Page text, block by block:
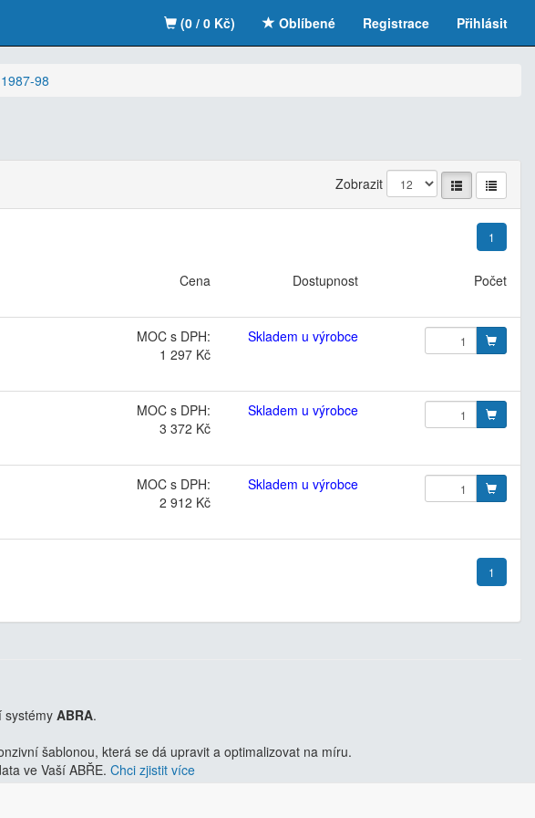
Registrace Přihlásit
(0 / 0 Kč) Oblíbené
1987-98
Zobrazit
1
Cena Dostupnost
Počet
MOC s DPH:
1 297 Kč
Skladem u výrobce
MOC s DPH:
3 372 Kč
Skladem u výrobce
MOC s DPH:
2 912 Kč
Skladem u výrobce
1
systémy ABRA.
šablonou, která se dá upravit a optimalizovat na míru.
ve Vaší ABŘE. Chci zjistit více